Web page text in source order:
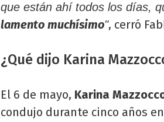
que están ahí todos los días,
lamento muchísimo", cerró
¿Qué dijo Karina
El 6 de mayo, Karina
condujo durante cinco años